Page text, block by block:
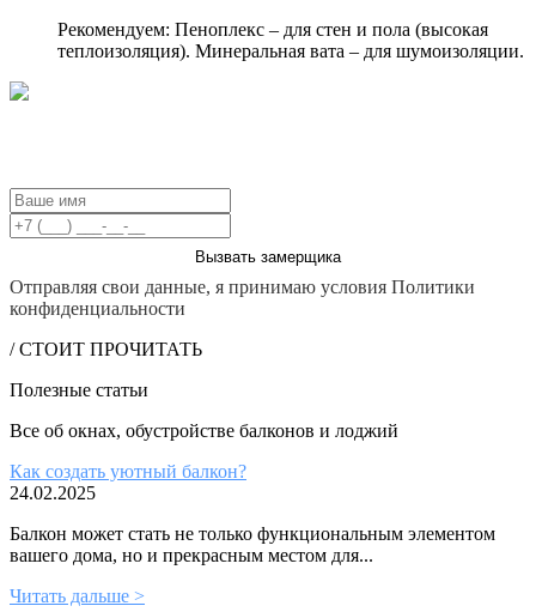
Рекомендуем: Пеноплекс – для стен и пола (высокая
теплоизоляция). Минеральная вата – для шумоизоляции.
Вызвать замерщика
Отправляя свои данные, я принимаю условия Политики
конфиденциальности
/ СТОИТ ПРОЧИТАТЬ
Полезные статьи
Все об окнах, обустройстве балконов и лоджий
Как создать уютный балкон?
24.02.2025
Балкон может стать не только функциональным элементом
вашего дома, но и прекрасным местом для...
Читать дальше >